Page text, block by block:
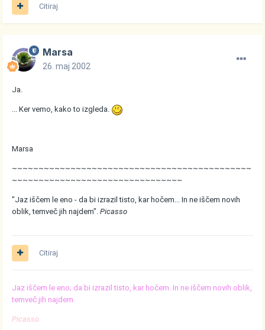
Citiraj
Marsa
26. maj 2002
Ja.
... Ker vemo, kako to izgleda.
Marsa
~~~~~~~~~~~~~~~~~~~~~~~~~~~~~~~~~~~~~~~~~~~~~
~~~~~~~~~~~~~~~~~~~~~~~~~~~~~~~~
"Jaz iščem le eno - da bi izrazil tisto, kar hočem... In ne iščem novih
oblik, temveč jih najdem".Picasso
Citiraj
Jaz iščem le eno; da bi izrazil tisto, kar hočem. In ne iščem novih oblik,
temveč jih najdem.
Picasso